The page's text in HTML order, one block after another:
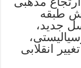
طبقه
جدید،
انقلابی